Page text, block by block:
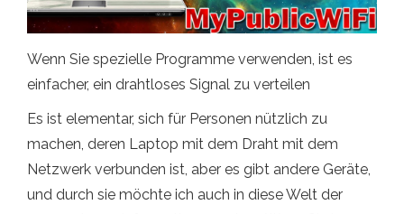
Wenn Sie spezielle Programme verwenden, ist es
einfacher, ein drahtloses Signal zu verteilen
Es ist elementar, sich für Personen nützlich zu
machen, deren Laptop mit dem Draht mit dem
Netzwerk verbunden ist, aber es gibt andere Geräte,
und durch sie möchte ich auch in diese Welt der